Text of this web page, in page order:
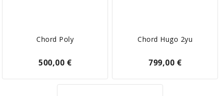
Chord Poly
500,00 €
Chord Hugo 2yu
799,00 €